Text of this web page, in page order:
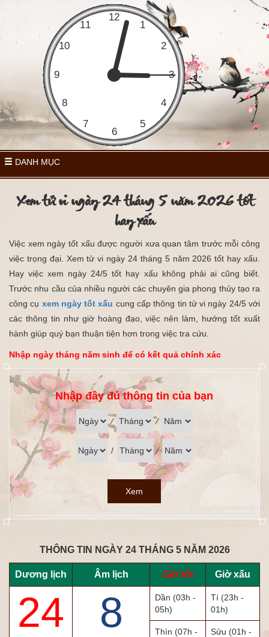
DANH MỤC
Xem tử vi ngày 24 tháng 5 năm 2026 tốt
hay xấu
Việc xem ngày tốt xấu được người xưa quan tâm trước mỗi công
việc trọng đại. Xem tử vi ngày 24 tháng 5 năm 2026 tốt hay xấu.
Hay việc xem ngày 24/5 tốt hay xấu không phải ai cũng biết.
Trước nhu cầu của nhiều người các chuyên gia phong thủy tạo ra
công cụ xem ngày tốt xấu cung cấp thông tin tử vi ngày 24/5 với
các thông tin như giờ hoàng đạo, việc nên làm, hướng tốt xuất
hành giúp quý bạn thuận tiện hơn trong việc tra cứu.
Nhập ngày tháng năm sinh để có kết quả chính xác
Nhập đầy đủ thông tin của bạn
⁄ ⁄
/ ⁄
Xem
THÔNG TIN NGÀY 24 THÁNG 5 NĂM 2026
Dương lịch Âm lịch Giờ tốt Giờ xấu
24 8 Dần (03h -
05h)
Tí (23h -
01h)
Thìn (07h -
Sửu (01h -